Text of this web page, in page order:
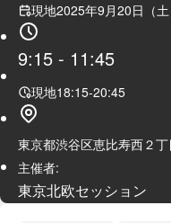
現地2025年9月20日（土
9:15 - 11:45
現地18:15-20:45
東京都渋谷区恵比寿西２丁
主催者:
東京北欧セッション